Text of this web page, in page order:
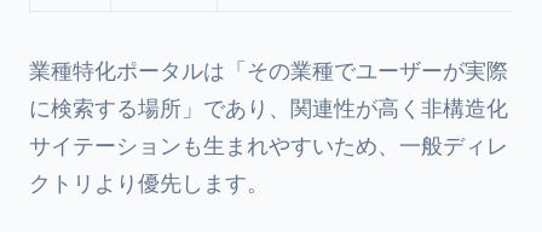
業種特化ポータルは「その業種でユーザーが実際
に検索する場所」であり、関連性が高く非構造化
サイテーションも生まれやすいため、一般ディレ
クトリより優先します。